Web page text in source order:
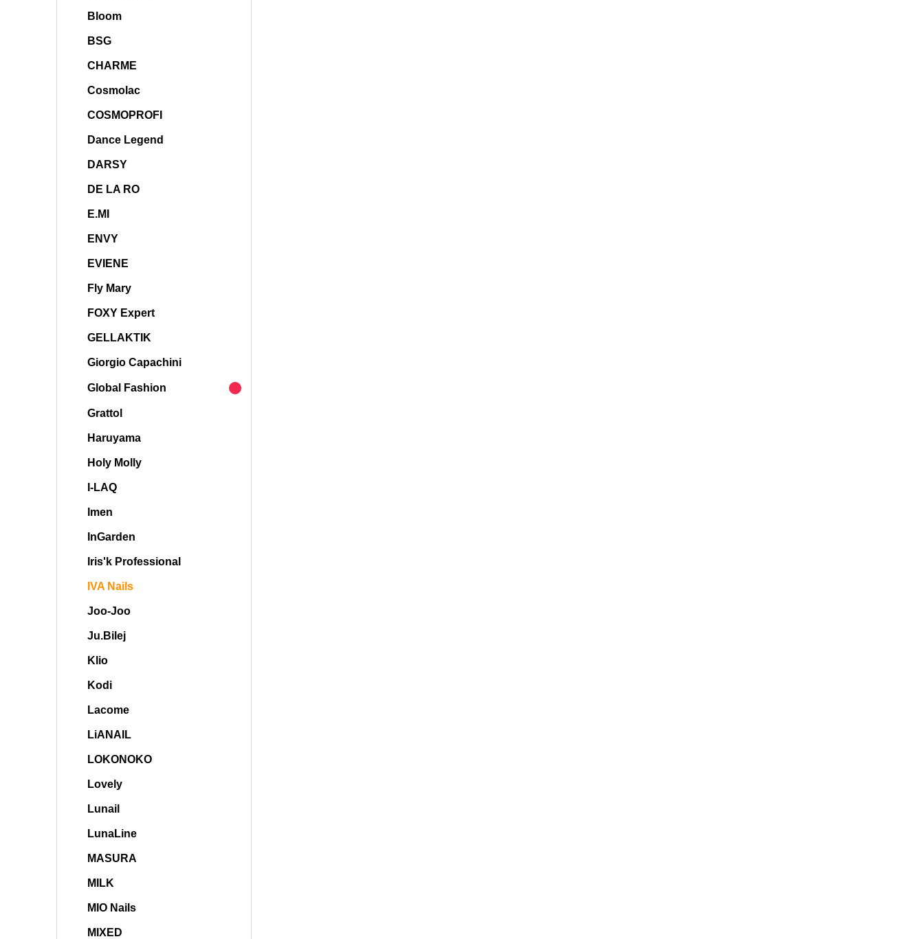
Bloom
BSG
CHARME
Cosmolac
COSMOPROFI
Dance Legend
DARSY
DE LA RO
E.MI
ENVY
EVIENE
Fly Mary
FOXY Expert
GELLAKTIK
Giorgio Capachini
Global Fashion
Grattol
Haruyama
Holy Molly
I-LAQ
Imen
InGarden
Iris'k Professional
IVA Nails
Joo-Joo
Ju.Bilej
Klio
Kodi
Lacome
LiANAIL
LOKONOKO
Lovely
Lunail
LunaLine
MASURA
MILK
MIO Nails
MIXED